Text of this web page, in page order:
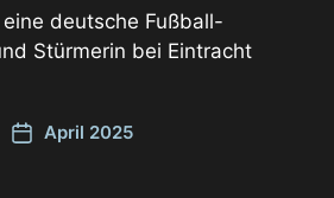
deutsche Fußball-
Stürmerin bei Eintracht
April 2025